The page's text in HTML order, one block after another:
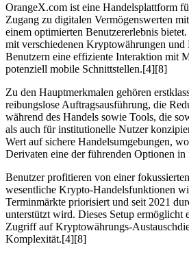
OrangeX.com ist eine Handelsplattform
Zugang zu digitalen Vermögenswerten
einem optimierten Benutzererlebnis
mit verschiedenen Kryptowährungen
Benutzern eine effiziente Interaktion mit
potenziell mobile Schnittstellen.[4][8]
Zu den Hauptmerkmalen gehören
reibungslose Auftragsausführung, die
während des Handels sowie Tools, die
als auch für institutionelle Nutzer
Wert auf sichere Handelsumgebungen,
Derivaten eine der führenden Optionen
Benutzer profitieren von einer
wesentliche Krypto-Handelsfunktionen
Terminmärkte priorisiert und seit 2021
unterstützt wird. Dieses Setup ermöglicht
Zugriff auf Kryptowährungs-
Komplexität.[4][8]